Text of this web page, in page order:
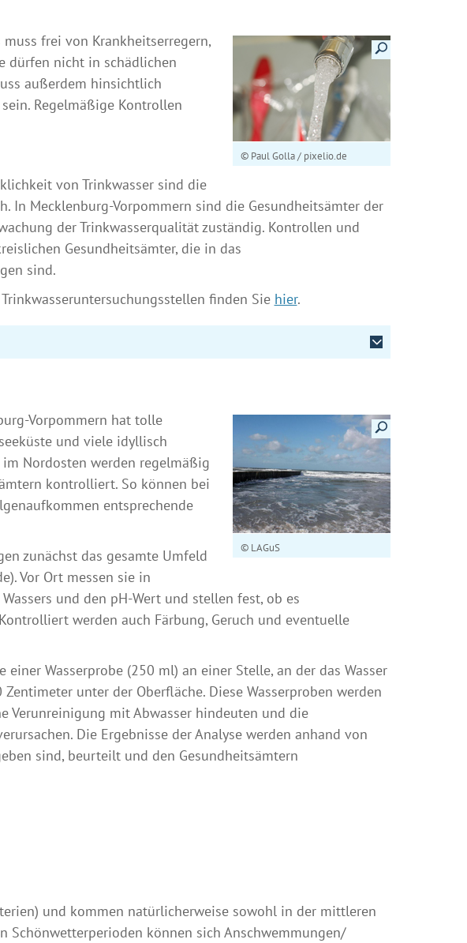
Details anzeigen
© Paul Golla / pixelio.de
frei von Krankheitserregern,
dürfen nicht in schädlichen
außerdem hinsichtlich
Regelmäßige Kontrollen
von Trinkwasser sind die
In Mecklenburg-Vorpommern sind die Gesundheitsämter der
der Trinkwasserqualität zuständig. Kontrollen und
Gesundheitsämter, die in das
sind.
finden Sie hier.
Details anzeigen
© LAGuS
Vorpommern hat tolle
und viele idyllisch
Nordosten werden regelmäßig
kontrolliert. So können bei
entsprechende
zunächst das gesamte Umfeld
Vor Ort messen sie in
und den pH-Wert und stellen fest, ob es
werden auch Färbung, Geruch und eventuelle
Wasserprobe (250 ml) an einer Stelle, an der das Wasser
unter der Oberfläche. Diese Wasserproben werden
Verunreinigung mit Abwasser hindeuten und die
Die Ergebnisse der Analyse werden anhand von
sind, beurteilt und den Gesundheitsämtern
und kommen natürlicherweise sowohl in der mittleren
Schönwetterperioden können sich Anschwemmungen/